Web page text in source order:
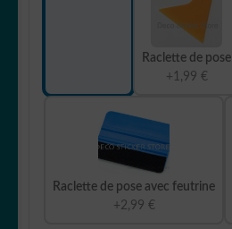
Raclette de pose
+1,99 €
Raclette de pose avec feutrine
+2,99 €